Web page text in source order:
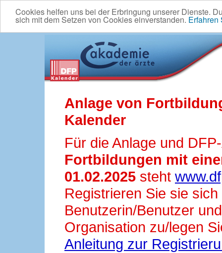
Cookies helfen uns bei der Erbringung unserer Dienste.
sich mit dem Setzen von Cookies einverstanden. Erfahren
Anlage von
Kalender
Für die Anlage und
Fortbildungen mit
01.02.2025 steht
Registrieren Sie sie
Benutzerin/Benutzer
Organisation zu/legen
Anleitung zur